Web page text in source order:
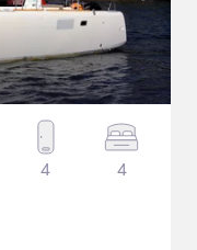
4 4